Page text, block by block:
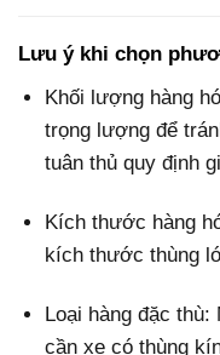
Lưu ý khi chọn
Khối lượng hàng
trọng lượng để
tuân thủ quy định
Kích thước hàng
kích thước thùng
Loại hàng đặc
cần xe có thùng